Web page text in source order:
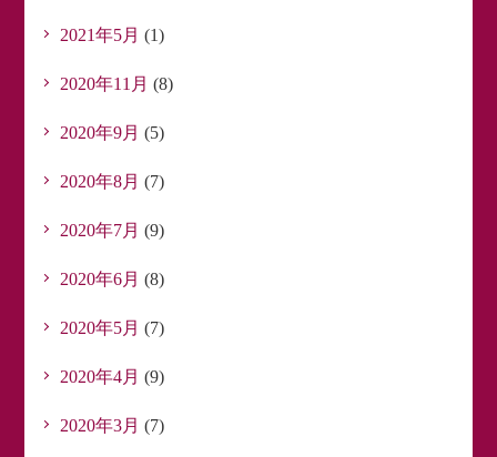
2021年5月 (1)
2020年11月 (8)
2020年9月 (5)
2020年8月 (7)
2020年7月 (9)
2020年6月 (8)
2020年5月 (7)
2020年4月 (9)
2020年3月 (7)